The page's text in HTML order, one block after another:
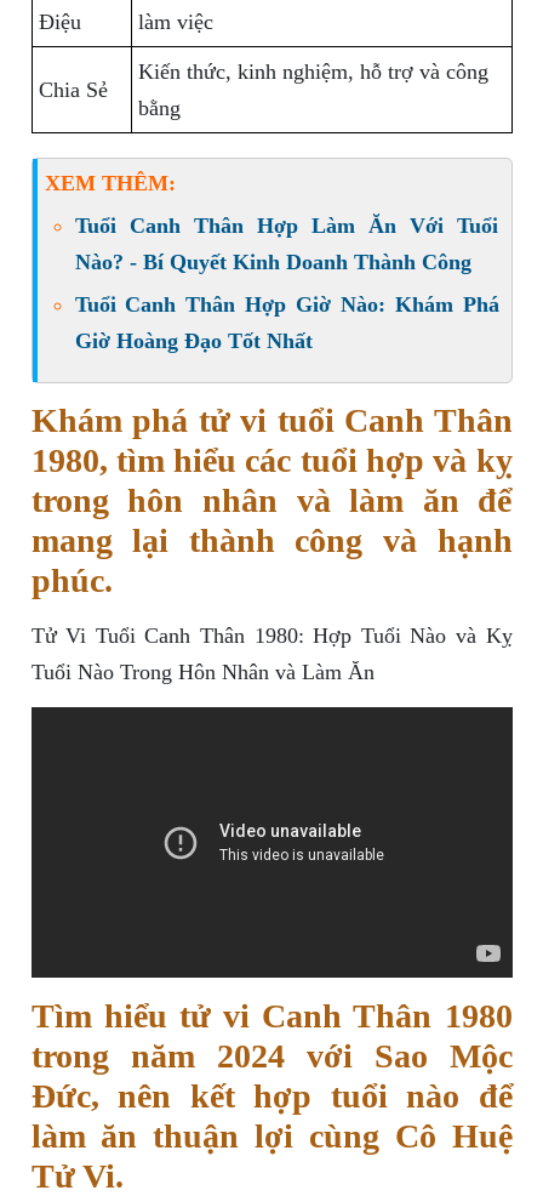
Điệu
làm việc
Chia Sẻ
Kiến thức, kinh nghiệm, hỗ trợ và công
bằng
XEM THÊM:
Tuổi Canh Thân Hợp Làm Ăn Với Tuổi
Nào? - Bí Quyết Kinh Doanh Thành Công
Tuổi Canh Thân Hợp Giờ Nào: Khám Phá
Giờ Hoàng Đạo Tốt Nhất
Khám phá tử vi tuổi Canh Thân
1980, tìm hiểu các tuổi hợp và kỵ
trong hôn nhân và làm ăn để
mang lại thành công và hạnh
phúc.
Tử Vi Tuổi Canh Thân 1980: Hợp Tuổi Nào và Kỵ
Tuổi Nào Trong Hôn Nhân và Làm Ăn
Tìm hiểu tử vi Canh Thân 1980
trong năm 2024 với Sao Mộc
Đức, nên kết hợp tuổi nào để
làm ăn thuận lợi cùng Cô Huệ
Tử Vi.